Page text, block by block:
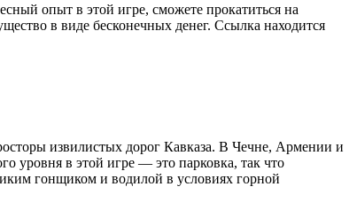
опыт в этой игре, сможете прокатиться на
в виде бесконечных денег. Ссылка находится
извилистых дорог Кавказа. В Чечне, Армении и
уровня в этой игре — это парковка, так что
гонщиком и водилой в условиях горной